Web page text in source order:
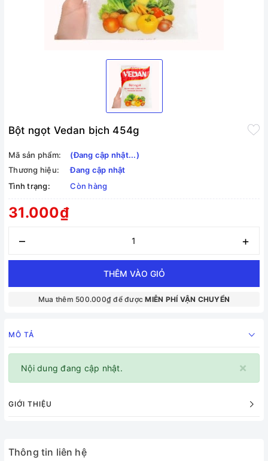
Bột ngọt Vedan bịch 454g
Mã sản phẩm:
(Đang cập nhật...)
Thương hiệu:
Đang cập nhật
Tình trạng:
Còn hàng
31.000₫
– +
THÊM VÀO GIỎ
Mua thêm 500.000₫ để đượcMIỄN PHÍ VẬN CHUYỂN
MÔ TẢ
×
Nội dung đang cập nhật.
GIỚI THIỆU
Thông tin liên hệ